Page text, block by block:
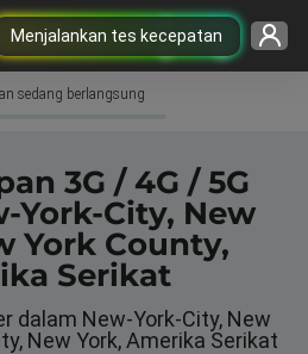
Menjalankan tes kecepatan
sedang berlangsung
3G / 4G / 5G
York-City, New
York County,
Serikat
dalam New-York-City, New
New York, Amerika Serikat